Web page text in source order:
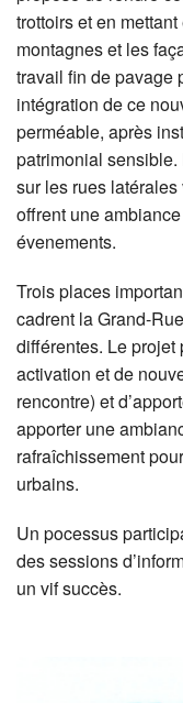
trottoirs et en
montagnes et les
travail fin de pavage
intégration de ce
perméable, après
patrimonial sensible.
sur les rues
offrent une
évenements.
Trois places
cadrent la Grand-
différentes. Le
activation et de
rencontre) et
apporter une
rafraîchissement
urbains.
Un pocessus
des sessions
un vif succès.